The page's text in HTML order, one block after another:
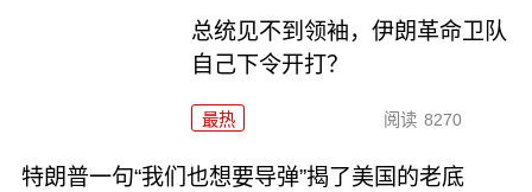
总统见不到领袖，伊朗革命卫队
自己下令开打？
最热 阅读 8270
特朗普一句“我们也想要导弹”揭了美国的老底